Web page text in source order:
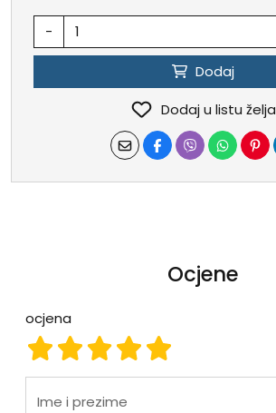
-
Dodaj
Dodaj u listu želja
Ocjene
ocjena
ocjena 5
ocjena 4
ocjena 3
ocjena 2
ocjena 1
Ime i prezime